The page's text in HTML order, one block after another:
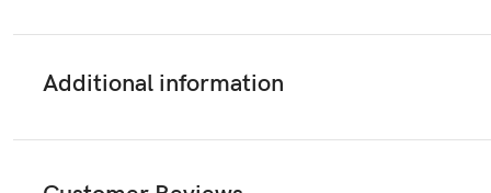
Additional information